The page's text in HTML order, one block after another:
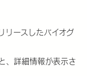
リースしたバイオグ
、詳細情報が表示さ